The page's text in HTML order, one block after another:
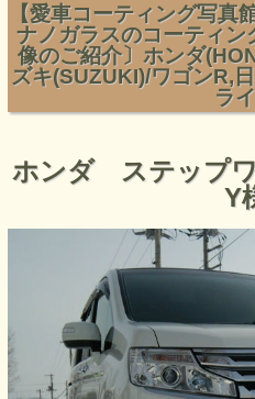
【愛車コーティング写真
ナノガラスのコーティ
像のご紹介〕ホンダ
ズキ(SUZUKI)/ワゴンR,
ラ
ホンダ ステッ
Y